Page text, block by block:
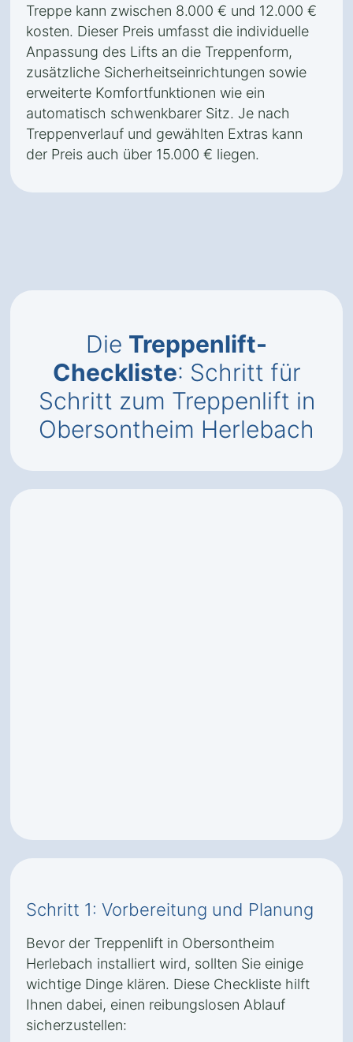
Treppe kann zwischen 8.000 € und 12.000 €
kosten. Dieser Preis umfasst die individuelle
Anpassung des Lifts an die Treppenform,
zusätzliche Sicherheitseinrichtungen sowie
erweiterte Komfortfunktionen wie ein
automatisch schwenkbarer Sitz. Je nach
Treppenverlauf und gewählten Extras kann
der Preis auch über 15.000 € liegen.
Die Treppenlift-
Checkliste: Schritt für
Schritt zum Treppenlift in
Obersontheim Herlebach
Schritt 1: Vorbereitung und Planung
Bevor der Treppenlift in Obersontheim
Herlebach installiert wird, sollten Sie einige
wichtige Dinge klären. Diese Checkliste hilft
Ihnen dabei, einen reibungslosen Ablauf
sicherzustellen: